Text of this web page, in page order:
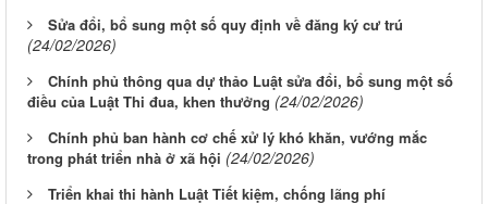
Sửa đổi, bổ sung một số quy định về đăng ký cư trú
(24/02/2026)
Chính phủ thông qua dự thảo Luật sửa đổi, bổ sung một số
điều của Luật Thi đua, khen thưởng (24/02/2026)
Chính phủ ban hành cơ chế xử lý khó khăn, vướng mắc
trong phát triển nhà ở xã hội (24/02/2026)
Triển khai thi hành Luật Tiết kiệm, chống lãng phí